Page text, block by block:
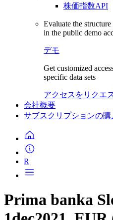
株価指数API
Evaluate the
in the public demo
デモ
Get customized
specific data sets
アクセスをリクエ
会社概要
サブスクリプションの購
R
Prima banka